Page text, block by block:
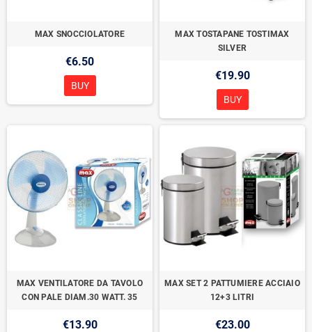
MAX SNOCCIOLATORE
€6.50
BUY
MAX TOSTAPANE TOSTIMAX
SILVER
€19.90
BUY
MAX VENTILATORE DA TAVOLO
CON PALE DIAM.30 WATT. 35
€13.90
MAX SET 2 PATTUMIERE ACCIAIO
12+3 LITRI
€23.00